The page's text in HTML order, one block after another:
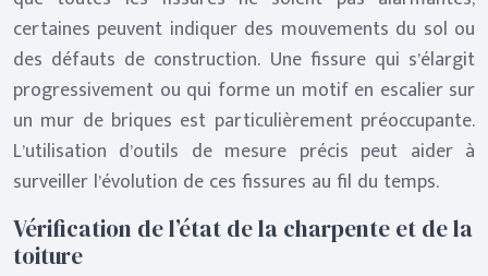
certaines peuvent indiquer des mouvements du sol ou
des défauts de construction. Une fissure qui s’élargit
progressivement ou qui forme un motif en escalier sur
un mur de briques est particulièrement préoccupante.
L’utilisation d’outils de mesure précis peut aider à
surveiller l’évolution de ces fissures au fil du temps.
Vérification de l’état de la charpente et de la
toiture